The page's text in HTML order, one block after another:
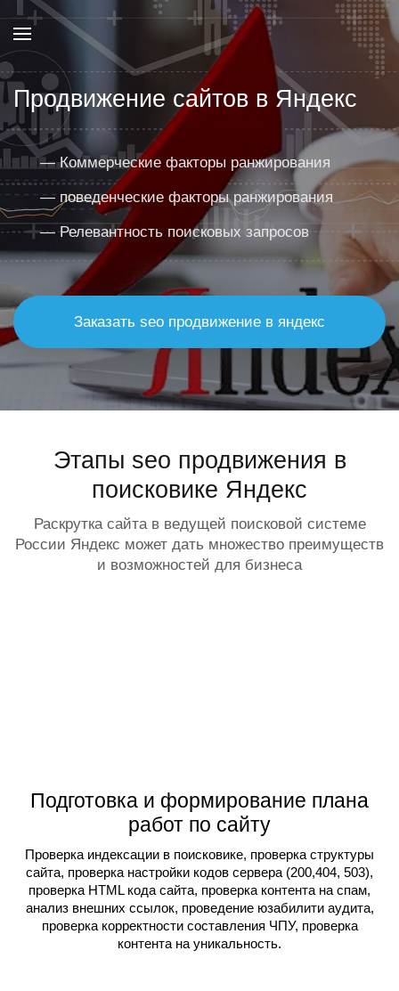
Продвижение сайтов в Яндекс
— Коммерческие факторы ранжирования
— поведенческие факторы ранжирования
— Релевантность поисковых запросов
Заказать seo продвижение в яндекс
Этапы seo продвижения в
поисковике Яндекс
Раскрутка сайта в ведущей поисковой системе
России Яндекс может дать множество преимуществ
и возможностей для бизнеса
Подготовка и формирование плана
работ по сайту
Проверка индексации в поисковике, проверка структуры
сайта, проверка настройки кодов сервера (200,404, 503),
проверка HTML кода сайта, проверка контента на спам,
анализ внешних ссылок, проведение юзабилити аудита,
проверка корректности составления ЧПУ, проверка
контента на уникальность.